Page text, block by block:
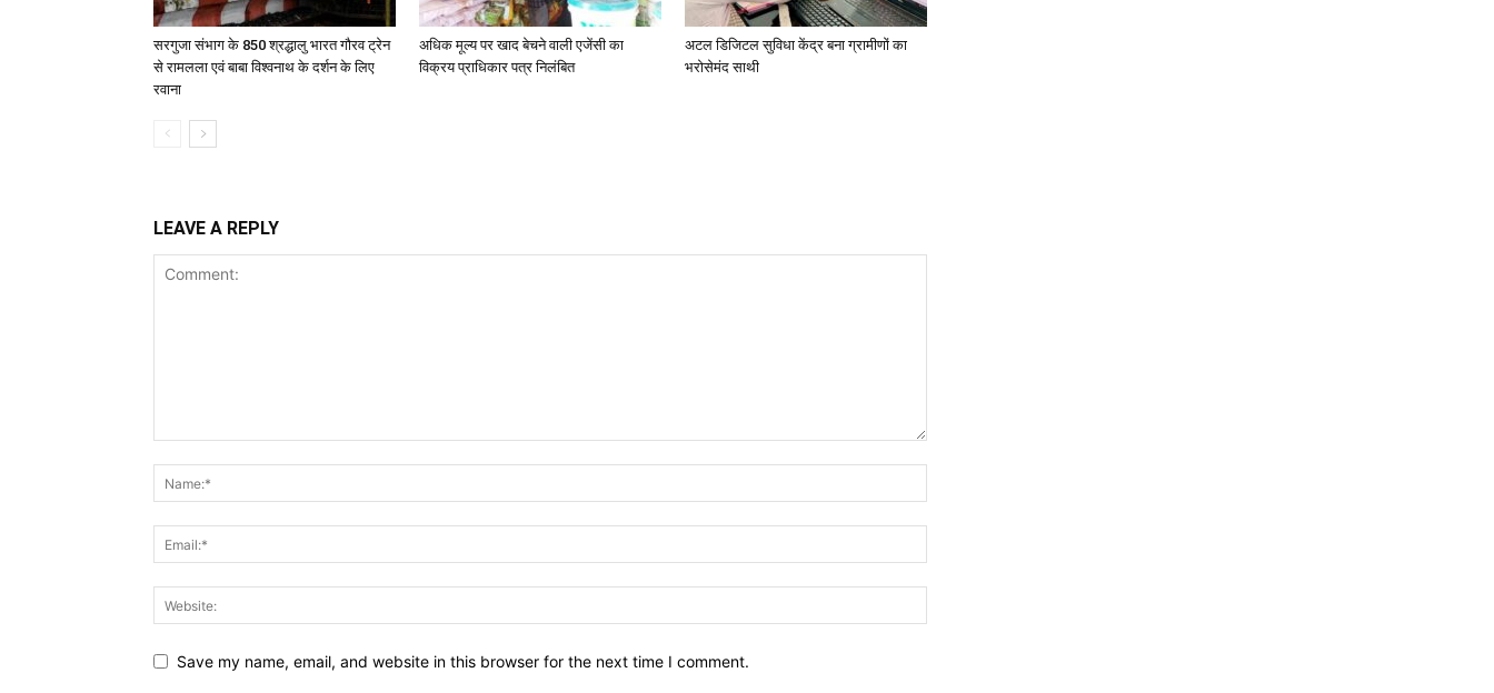
सरगुजा संभाग के 850 श्रद्धालु भारत गौरव ट्रेन
से रामलला एवं बाबा विश्वनाथ के दर्शन के लिए
रवाना
अधिक मूल्य पर खाद बेचने वाली एजेंसी का
विक्रय प्राधिकार पत्र निलंबित
अटल डिजिटल सुविधा केंद्र बना ग्रामीणों का
भरोसेमंद साथी
LEAVE A REPLY
Save my name, email, and website in this browser for the next time I comment.